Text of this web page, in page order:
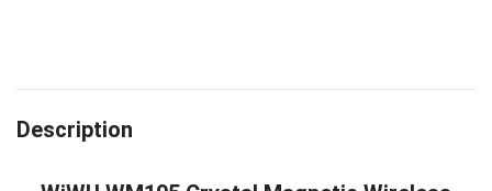
Description